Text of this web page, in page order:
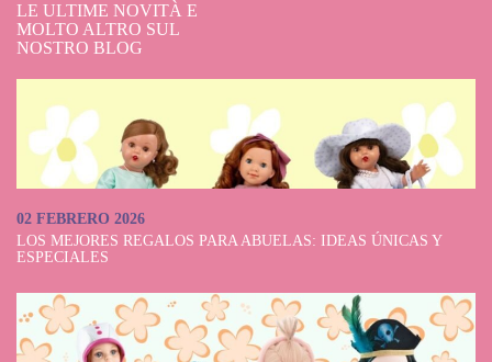
LE ULTIME NOVITÀ E
MOLTO ALTRO SUL
NOSTRO BLOG
02 FEBRERO 2026
LOS MEJORES REGALOS PARA ABUELAS: IDEAS ÚNICAS Y
ESPECIALES